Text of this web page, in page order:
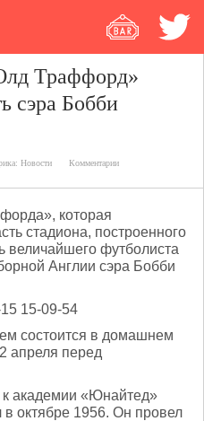
Траффорд»
сэра Бобби
Новости Комментарии
которая
стадиона, построенного
величайшего футболиста
Англии сэра Бобби
состоится в домашнем
апреля перед
академии «Юнайтед»
октябре 1956. Он провел